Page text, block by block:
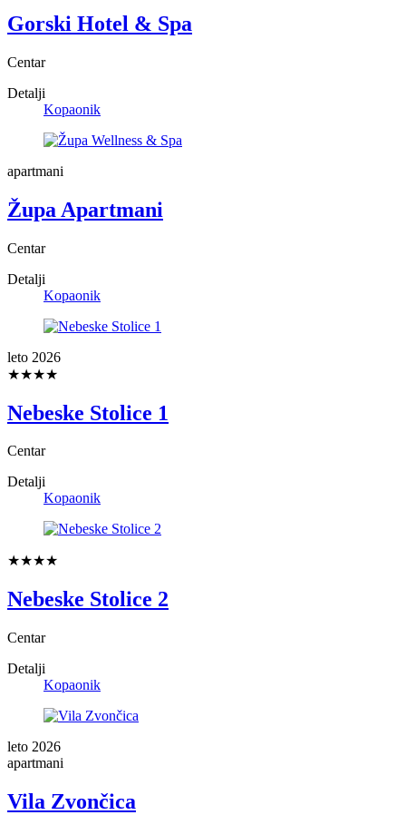
Gorski Hotel & Spa
Centar
Detalji
Kopaonik
apartmani
Župa Apartmani
Centar
Detalji
Kopaonik
leto 2026
★★★★
Nebeske Stolice 1
Centar
Detalji
Kopaonik
★★★★
Nebeske Stolice 2
Centar
Detalji
Kopaonik
leto 2026
apartmani
Vila Zvončica